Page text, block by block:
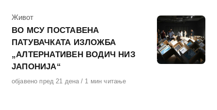
КАтегорија
Живот
ВО МСУ ПОСТАВЕНА
ПАТУВАЧКАТА ИЗЛОЖБА
„АЛТЕРНАТИВЕН ВОДИЧ НИЗ
ЈАПОНИЈА“
Објавено
објавено пред 21 дена 1 мин читање